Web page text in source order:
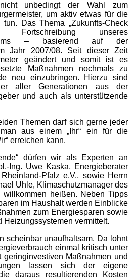
unbedingt der Wahl zum
um aktiv etwas für die
Das Thema „Zukunfts-Check
unseres
– basierend auf der
Jahr 2007/08. Seit dieser Zeit
geändert und somit ist es
Maßnahmen nochmals zu
neu einzubringen. Hierzu sind
aller Generationen aus der
und auch als unterstützende
Themen darf sich gerne jeder
aus einem „Ihr“ ein für die
erreichen kann.
dürfen wir als Experten an
Ing. Uwe Kaska, Energieberater
Pfalz e.V., sowie Herrn
Uhle, Klimaschutzmanager des
willkommen heißen. Neben Tipps
im Haushalt werden Einblicke
zum Energiesparen sowie
Heizungssystemen vermittelt.
scheinbar unaufhaltsam. Da lohnt
einmal kritisch unter
Maßnahmen und
lassen sich der eigene
daraus resultierenden Kosten